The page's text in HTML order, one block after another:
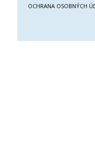
OCHRANA OSOBNÝCH